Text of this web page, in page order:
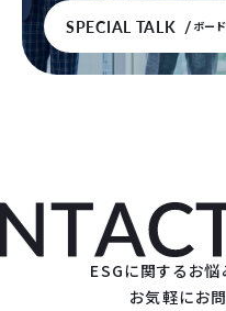
SPECIAL TALK ボー
ESGに関するお悩
お気軽にお